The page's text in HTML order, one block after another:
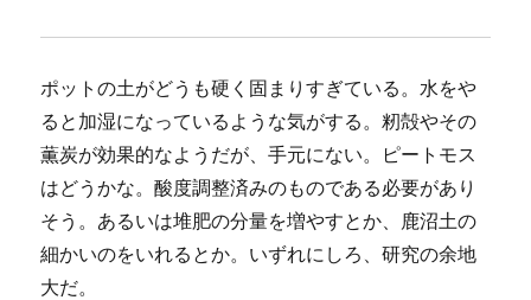
ポットの土がどうも硬く固まりすぎている。水をや
ると加湿になっているような気がする。籾殻やその
薫炭が効果的なようだが、手元にない。ピートモス
はどうかな。酸度調整済みのものである必要があり
そう。あるいは堆肥の分量を増やすとか、鹿沼土の
細かいのをいれるとか。いずれにしろ、研究の余地
大だ。